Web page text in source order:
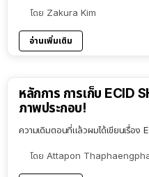
โดย Zakura Kim
อ่านเพิ่มเติม
หลักการ การเก็บ ECID
ภาพประกอบ!
ความเดิมตอนที่แล้วผมได้เขียนเรื่อง
โดย Attapon